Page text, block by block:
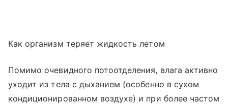
Как организм теряет жидкость летом
Помимо очевидного потоотделения, влага активно
уходит из тела с дыханием (особенно в сухом
кондиционированном воздухе) и при более частом